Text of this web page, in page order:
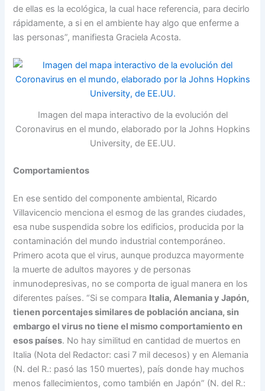
de ellas es la ecológica, la cual hace referencia, para decirlo
rápidamente, a si en el ambiente hay algo que enferme a
las personas”, manifiesta Graciela Acosta.
Imagen del mapa interactivo de la evolución del
Coronavirus en el mundo, elaborado por la Johns Hopkins
University, de EE.UU.
Comportamientos
En ese sentido del componente ambiental, Ricardo
Villavicencio menciona el esmog de las grandes ciudades,
esa nube suspendida sobre los edificios, producida por la
contaminación del mundo industrial contemporáneo.
Primero acota que el virus, aunque produzca mayormente
la muerte de adultos mayores y de personas
inmunodepresivas, no se comporta de igual manera en los
diferentes países. “Si se compara Italia, Alemania y Japón,
tienen porcentajes similares de población anciana, sin
embargo el virus no tiene el mismo comportamiento en
esos países. No hay similitud en cantidad de muertos en
Italia (Nota del Redactor: casi 7 mil decesos) y en Alemania
(N. del R.: pasó las 150 muertes), país donde hay muchos
menos fallecimientos, como también en Japón” (N. del R.: